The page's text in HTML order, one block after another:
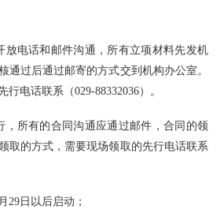
放电话和邮件沟通，所有立项材料先发机
通过后通过邮寄的方式交到机构办公室。
电话联系（029-88332036）。
，所有的合同沟通应通过邮件，合同的领
取的方式，需要现场领取的先行电话联系
29日以后启动；